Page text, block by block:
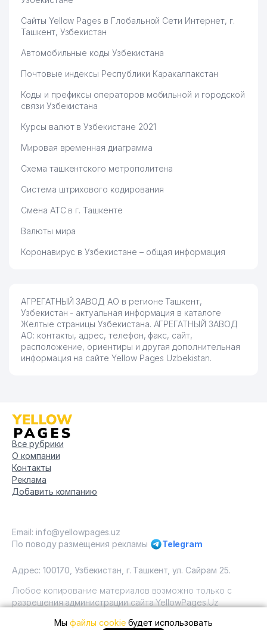
75 ADINA-MED ООО 473 м
INTERNATIONAL EDUCATIONAL
SERVICES CENTRAL ASIA ООО
80 O'ZMATBAA-TA'MINOT ООО
81
ELEKTR TEXNIKA ANJOMLAR
84 STONE BUILD ООО 507 м
86 NIKA FARM SERVIS ООО
87
ASIA ALLIANCE BANK АКБ
AЛМАЗAРСКИЙ ФИЛИАЛ
524 м
88
УЗБЕКИСТОН ДОРИ-
ТАЪМИНОТИ ООО
526 м
90 HERBAL PHARMA ООО
91 DORI-DARMON GARANT ООО
92
CARRERA PRO ENGINEERING
93 TECHNOGROUP ООО
UDEVS ООО
97
98 FLEKSIN ООО 578 м
Сайты Yellow Pages в Глобальной Сети Интернет, г.
Ташкент, Узбекистан
Автомобильные коды Узбекистана
Почтовые индексы Республики Каракалпакстан
Коды и префиксы операторов мобильной и городской
связи Узбекистана
Курсы валют в Узбекистане 2021
Мировая временная диаграмма
Схема ташкентского метрополитена
Система штрихового кодирования
Смена АТС в г. Ташкенте
Валюты мира
Коронавирус в Узбекистане – общая информация
АГРЕГАТНЫЙ ЗАВОД АО в регионе Ташкент,
Узбекистан - актуальная информация в каталоге
Желтые страницы Узбекистана. АГРЕГАТНЫЙ ЗАВОД
АО: контакты, адрес, телефон, факс, сайт,
расположение, ориентиры и другая дополнительная
информация на сайте Yellow Pages Uzbekistan.
Все рубрики
О компании
Контакты
Реклама
Добавить компанию
Email: info@yellowpages.uz
По поводу размещения рекламы
Telegram
Адрес: 100170, Узбекистан, г. Ташкент, ул. Сайрам 25.
Любое копирование материалов возможно только с
разрешения администрации сайта YellowPages.Uz
Copyright © Yellow Pages Uzbekistan, 2009 - 2026 / ООО
Мыфайлы cookieбудет использовать